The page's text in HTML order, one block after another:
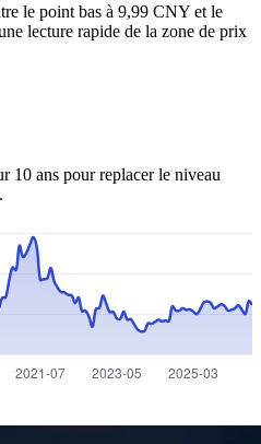
le point bas à 9,99 CNY et le
lecture rapide de la zone de prix
10 ans pour replacer le niveau